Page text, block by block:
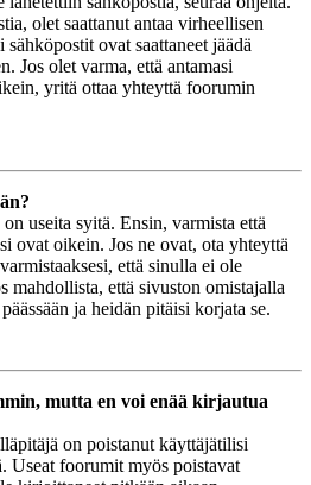
olet saattanut antaa virheellisen
ovat saattaneet jäädä
Jos olet varma, että antamasi
yritä ottaa yhteyttä foorumin
useita syitä. Ensin, varmista että
ovat oikein. Jos ne ovat, ota yhteyttä
että sinulla ei ole
mahdollista, että sivuston omistajalla
ja heidän pitäisi korjata se.
mutta en voi enää kirjautua
on poistanut käyttäjätilisi
Useat foorumit myös poistavat